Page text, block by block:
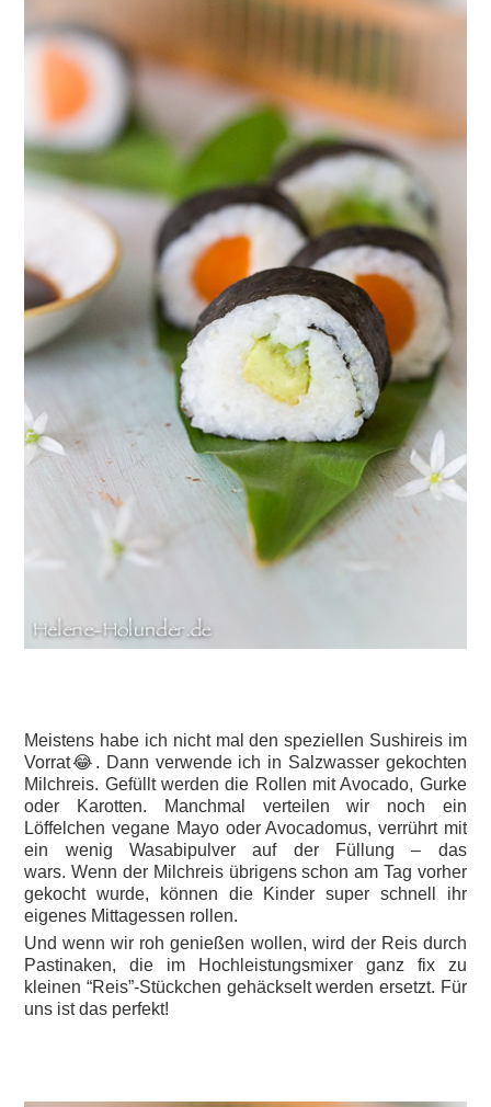
Meistens habe ich nicht mal den speziellen Sushireis im
Vorrat😂. Dann verwende ich in Salzwasser gekochten
Milchreis. Gefüllt werden die Rollen mit Avocado, Gurke
oder Karotten. Manchmal verteilen wir noch ein
Löffelchen vegane Mayo oder Avocadomus, verrührt mit
ein wenig Wasabipulver auf der Füllung – das
wars.Wenn der Milchreis übrigens schon am Tag vorher
gekocht wurde, können die Kinder super schnell ihr
eigenes Mittagessen rollen.
Und wenn wir roh genießen wollen, wird der Reis durch
Pastinaken, die im Hochleistungsmixer ganz fix zu
kleinen “Reis”-Stückchen gehäckselt werden ersetzt. Für
uns ist das perfekt!